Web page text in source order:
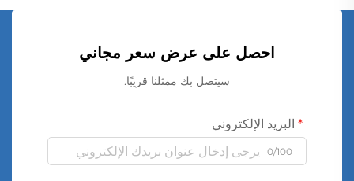
احصل على عرض سعر مجاني
سيتصل بك ممثلنا قريبًا.
البريد الإلكتروني
0/100